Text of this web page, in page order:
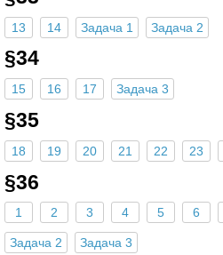
13 14 Задача 1 Задача 2
§34
15 16 17 Задача 3
§35
18 19 20 21 22 23
§36
1 2 3 4 5 6
Задача 2 Задача 3